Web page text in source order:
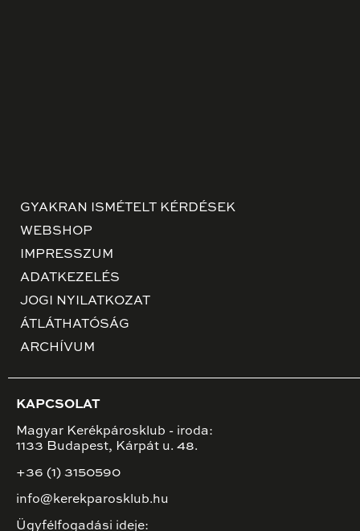
GYAKRAN ISMÉTELT KÉRDÉSEK
WEBSHOP
IMPRESSZUM
ADATKEZELÉS
JOGI NYILATKOZAT
ÁTLÁTHATÓSÁG
ARCHÍVUM
KAPCSOLAT
Magyar Kerékpárosklub - iroda:
1133 Budapest, Kárpát u. 48.
+36 (1) 3150590
info@kerekparosklub.hu
Ügyfélfogadási ideje: